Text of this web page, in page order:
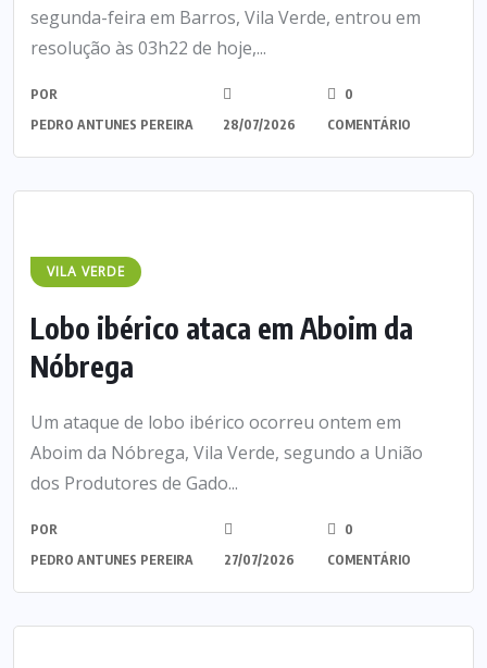
segunda-feira em Barros, Vila Verde, entrou em
resolução às 03h22 de hoje,...
POR
PEDRO ANTUNES PEREIRA
28/07/2026
0
COMENTÁRIO
VILA VERDE
Lobo ibérico ataca em Aboim da
Nóbrega
Um ataque de lobo ibérico ocorreu ontem em
Aboim da Nóbrega, Vila Verde, segundo a União
dos Produtores de Gado...
POR
PEDRO ANTUNES PEREIRA
27/07/2026
0
COMENTÁRIO